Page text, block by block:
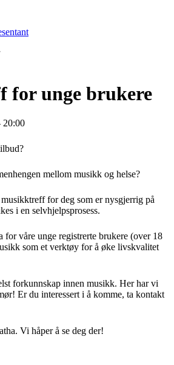
for unge brukere
20:00
mellom musikk og helse?
for deg som er nysgjerrig på
i en selvhjelpsprosess.
for våre unge registrerte brukere (over 18
som et verktøy for å øke livskvalitet
forkunnskap innen musikk. Her har vi
Er du interessert i å komme, ta kontakt
Vi håper å se deg der!